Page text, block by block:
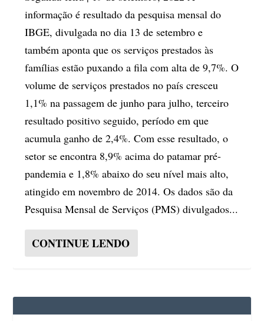
informação é resultado da pesquisa mensal do
IBGE, divulgada no dia 13 de setembro e
também aponta que os serviços prestados às
famílias estão puxando a fila com alta de 9,7%. O
volume de serviços prestados no país cresceu
1,1% na passagem de junho para julho, terceiro
resultado positivo seguido, período em que
acumula ganho de 2,4%. Com esse resultado, o
setor se encontra 8,9% acima do patamar pré-
pandemia e 1,8% abaixo do seu nível mais alto,
atingido em novembro de 2014. Os dados são da
Pesquisa Mensal de Serviços (PMS) divulgados...
CONTINUE LENDO